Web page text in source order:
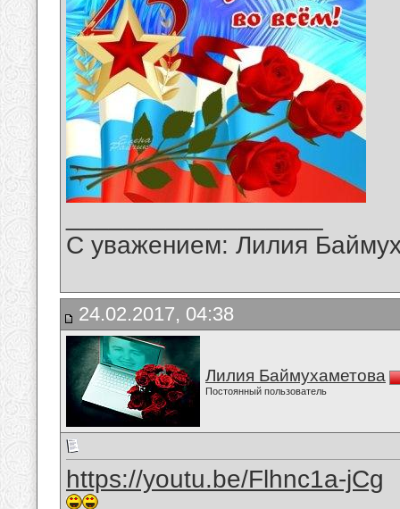
С уважением: Лилия
24.02.2017, 04:38
Лилия Баймухаметова
Постоянный пользователь
https://youtu.be/Flhnc1a-jCg